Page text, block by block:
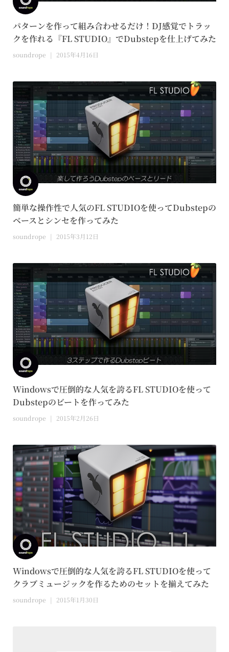
パターンを作って組み合わせるだけ！DJ感覚でトラッ
クを作れる『FL STUDIO』でDubstepを仕上げてみた
soundrope 2015年4月16日
簡単な操作性で人気のFL STUDIOを使ってDubstepの
ベースとシンセを作ってみた
soundrope 2015年3月12日
Windowsで圧倒的な人気を誇るFL STUDIOを使って
Dubstepのビートを作ってみた
soundrope 2015年2月26日
Windowsで圧倒的な人気を誇るFL STUDIOを使って
クラブミュージックを作るためのセットを揃えてみた
soundrope 2015年1月30日